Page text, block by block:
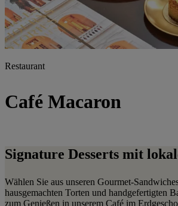
Restaurant
Café Macaron
Signature Desserts mit
Wählen Sie aus unseren Gourmet-
hausgemachten Torten und handgefertigten
zum Genießen in unserem Café im